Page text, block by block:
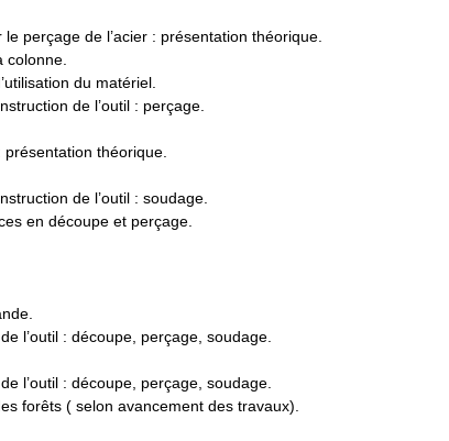
perçage de l’acier : présentation théorique.
colonne.
du matériel.
de l’outil : perçage.
théorique.
de l’outil : soudage.
en découpe et perçage.
l’outil : découpe, perçage, soudage.
l’outil : découpe, perçage, soudage.
forêts ( selon avancement des travaux).